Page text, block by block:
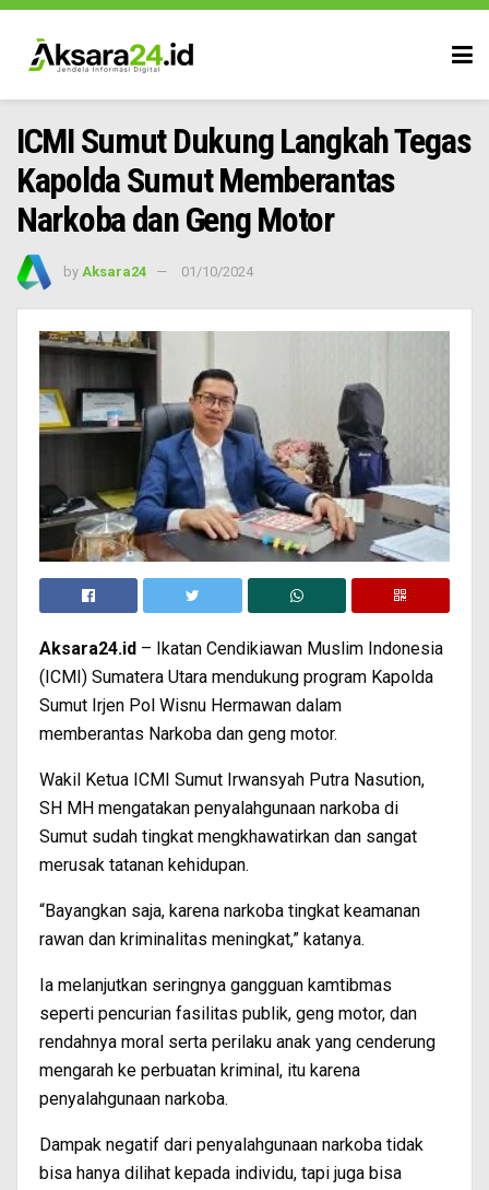
ICMI Sumut Dukung Langkah Tegas
Kapolda Sumut Memberantas
Narkoba dan Geng Motor
by Aksara24 01/10/2024
Aksara24.id – Ikatan Cendikiawan Muslim Indonesia
(ICMI) Sumatera Utara mendukung program Kapolda
Sumut Irjen Pol Wisnu Hermawan dalam
memberantas Narkoba dan geng motor.
Wakil Ketua ICMI Sumut Irwansyah Putra Nasution,
SH MH mengatakan penyalahgunaan narkoba di
Sumut sudah tingkat mengkhawatirkan dan sangat
merusak tatanan kehidupan.
“Bayangkan saja, karena narkoba tingkat keamanan
rawan dan kriminalitas meningkat,” katanya.
Ia melanjutkan seringnya gangguan kamtibmas
seperti pencurian fasilitas publik, geng motor, dan
rendahnya moral serta perilaku anak yang cenderung
mengarah ke perbuatan kriminal, itu karena
penyalahgunaan narkoba.
Dampak negatif dari penyalahgunaan narkoba tidak
bisa hanya dilihat kepada individu, tapi juga bisa